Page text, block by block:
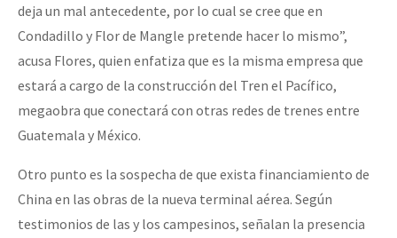
deja un mal antecedente, por lo cual se cree que en
Condadillo y Flor de Mangle pretende hacer lo mismo”,
acusa Flores, quien enfatiza que es la misma empresa que
estará a cargo de la construcción del Tren el Pacífico,
megaobra que conectará con otras redes de trenes entre
Guatemala y México.
Otro punto es la sospecha de que exista financiamiento de
China en las obras de la nueva terminal aérea. Según
testimonios de las y los campesinos, señalan la presencia